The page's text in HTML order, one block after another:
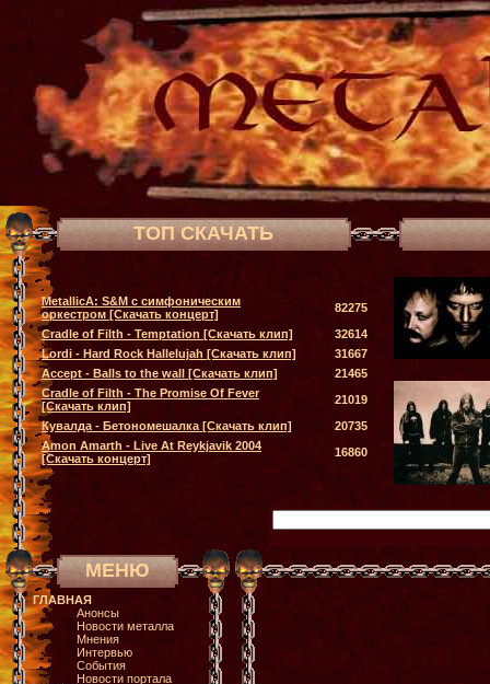
ТОП СКАЧАТЬ
MetallicA: S&M с симфоническим
оркестром [Скачать концерт]
82275
Cradle of Filth - Temptation [Скачать клип]
32614
Lordi - Hard Rock Hallelujah [Скачать клип]
31667
Accept - Balls to the wall [Скачать клип]
21465
Cradle of Filth - The Promise Of Fever
[Скачать клип]
21019
Кувалда - Бетономешалка [Скачать клип]
20735
Amon Amarth - Live At Reykjavik 2004
[Скачать концерт]
16860
МЕНЮ
ГЛАВНАЯ
Анонсы
Новости металла
Мнения
Интервью
События
Новости портала